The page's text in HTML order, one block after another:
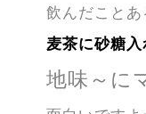
飲んだこと
麦茶に砂糖
地味～に